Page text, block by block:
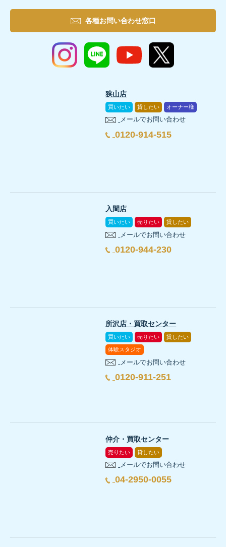
アーチ開口の先にSIC。モノが自然と戻る、整う玄関。
LDK18帖×吹抜×キャットウォーク──上下移動を“暮らしの景色”に
上下で居場所を選べるリビング。視線がのび、くつろぎが深まる。
各種お問い合わせ窓口
狭山店
買いたい 貸したい オーナー様
メールでお問い合わせ
0120-914-515
入間店
買いたい 売りたい 貸したい
メールでお問い合わせ
0120-944-230
所沢店・買取センター
買いたい 売りたい 貸したい
体験スタジオ
メールでお問い合わせ
0120-911-251
仲介・買取センター
売りたい 貸したい
メールでお問い合わせ
04-2950-0055